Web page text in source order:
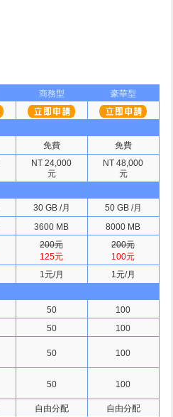
商務型 豪華型
免費 免費
NT 24,000
元
NT 48,000
元
30 GB /月 50 GB /月
3600 MB 8000 MB
200元
125元
200元
100元
1元/月
1元/月
50 100
50 100
50 100
50 100
自由分配 自由分配